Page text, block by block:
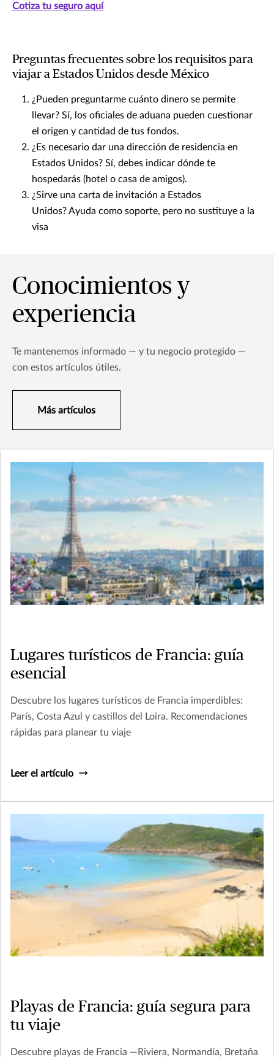
Cotiza tu seguro aquí
Preguntas frecuentes sobre los requisitos para
viajar a Estados Unidos desde México
¿Pueden preguntarme cuánto dinero se permite
llevar? Sí, los oficiales de aduana pueden cuestionar
el origen y cantidad de tus fondos.
¿Es necesario dar una dirección de residencia en
Estados Unidos? Sí, debes indicar dónde te
hospedarás (hotel o casa de amigos).
¿Sirve una carta de invitación a Estados
Unidos? Ayuda como soporte, pero no sustituye a la
visa
Conocimientos y
experiencia
Te mantenemos informado — y tu negocio protegido —
con estos artículos útiles.
Más artículos
Lugares turísticos de Francia: guía
esencial
Descubre los lugares turísticos de Francia imperdibles:
París, Costa Azul y castillos del Loira. Recomendaciones
rápidas para planear tu viaje
Leer el artículo
Playas de Francia: guía segura para
tu viaje
Descubre playas de Francia —Riviera, Normandía, Bretaña